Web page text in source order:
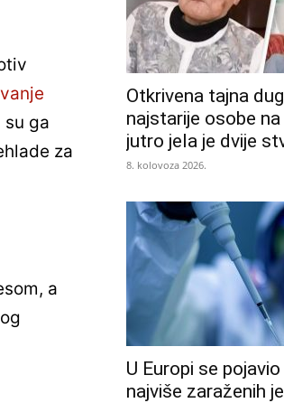
ga
za
a
Otkrivena tajna
najstarije osobe
jutro jela je dvije
8. kolovoza 2026.
U Europi se
najviše zaraženih